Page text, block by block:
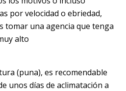
por velocidad o ebriedad,
tomar una agencia que tenga
alto
(puna), es recomendable
unos días de aclimatación a